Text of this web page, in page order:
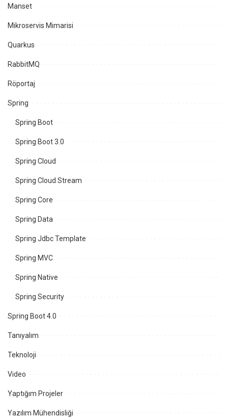
Manset
Mikroservis Mimarisi
Quarkus
RabbitMQ
Röportaj
Spring
Spring Boot
Spring Boot 3.0
Spring Cloud
Spring Cloud Stream
Spring Core
Spring Data
Spring Jdbc Template
Spring MVC
Spring Native
Spring Security
Spring Boot 4.0
Tanıyalım
Teknoloji
Video
Yaptığım Projeler
Yazılım Mühendisliği